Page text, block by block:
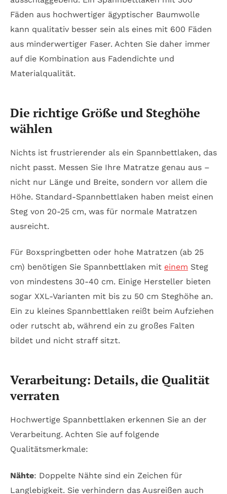
Fäden aus hochwertiger ägyptischer Baumwolle
kann qualitativ besser sein als eines mit 600 Fäden
aus minderwertiger Faser. Achten Sie daher immer
auf die Kombination aus Fadendichte und
Materialqualität.
Die richtige Größe und Steghöhe
wählen
Nichts ist frustrierender als ein Spannbettlaken, das
nicht passt. Messen Sie Ihre Matratze genau aus –
nicht nur Länge und Breite, sondern vor allem die
Höhe. Standard-Spannbettlaken haben meist einen
Steg von 20-25 cm, was für normale Matratzen
ausreicht.
Für Boxspringbetten oder hohe Matratzen (ab 25
cm) benötigen Sie Spannbettlaken mit einem Steg
von mindestens 30-40 cm. Einige Hersteller bieten
sogar XXL-Varianten mit bis zu 50 cm Steghöhe an.
Ein zu kleines Spannbettlaken reißt beim Aufziehen
oder rutscht ab, während ein zu großes Falten
bildet und nicht straff sitzt.
Verarbeitung: Details, die Qualität
verraten
Hochwertige Spannbettlaken erkennen Sie an der
Verarbeitung. Achten Sie auf folgende
Qualitätsmerkmale:
Nähte: Doppelte Nähte sind ein Zeichen für
Langlebigkeit. Sie verhindern das Ausreißen auch